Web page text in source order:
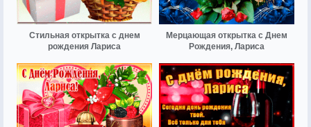
Стильная открытка с днем
рождения Лариса
Мерцающая открытка с Днем
Рождения, Лариса